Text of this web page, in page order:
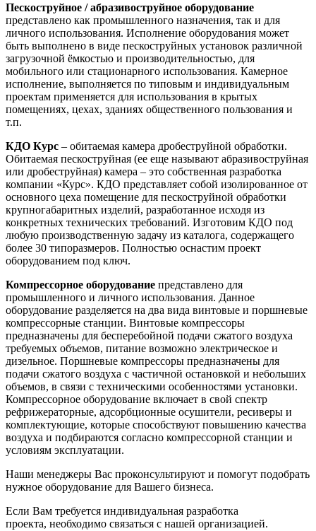
Пескоструйное / абразивоструйное оборудование
представлено как промышленного назначения, так и для
личного использования. Исполнение оборудования может
быть выполнено в виде пескоструйных установок различной
загрузочной ёмкостью и производительностью, для
мобильного или стационарного использования. Камерное
исполнение, выполняется по типовым и индивидуальным
проектам применяется для использования в крытых
помещениях, цехах, зданиях общественного пользования и
т.п.
КДО Курс – обитаемая камера дробеструйной обработки.
Обитаемая пескоструйная (ее еще называют абразивоструйная
или дробеструйная) камера – это собственная разработка
компании «Курс». КДО представляет собой изолированное от
основного цеха помещение для пескоструйной обработки
крупногабаритных изделий, разработанное исходя из
конкретных технических требований. Изготовим КДО под
любую производственную задачу из каталога, содержащего
более 30 типоразмеров. Полностью оснастим проект
оборудованием под ключ.
Компрессорное оборудование представлено для
промышленного и личного использования. Данное
оборудование разделяется на два вида винтовые и поршневые
компрессорные станции. Винтовые компрессоры
предназначены для бесперебойной подачи сжатого воздуха
требуемых объемов, питание возможно электрическое и
дизельное. Поршневые компрессоры предназначены для
подачи сжатого воздуха с частичной остановкой и небольших
объемов, в связи с техническими особенностями установки.
Компрессорное оборудование включает в свой спектр
рефрижераторные, адсорбционные осушители, ресиверы и
комплектующие, которые способствуют повышению качества
воздуха и подбираются согласно компрессорной станции и
условиям эксплуатации.
Наши менеджеры Вас проконсультируют и помогут подобрать
нужное оборудование для Вашего бизнеса.
Если Вам требуется индивидуальная разработка
проекта, необходимо связаться с нашей организацией.